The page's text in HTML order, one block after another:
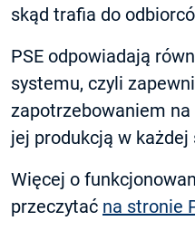
skąd trafia do
PSE odpowiadają
systemu, czyli
zapotrzebowaniem
jej produkcją w każdej
Więcej o
przeczytać na stronie